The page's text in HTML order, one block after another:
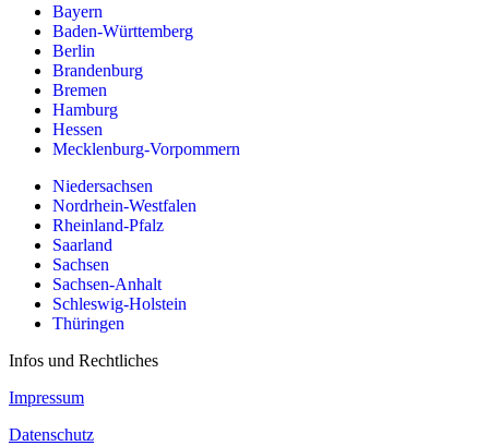
Bayern
Baden-Württemberg
Berlin
Brandenburg
Bremen
Hamburg
Hessen
Mecklenburg-Vorpommern
Niedersachsen
Nordrhein-Westfalen
Rheinland-Pfalz
Saarland
Sachsen
Sachsen-Anhalt
Schleswig-Holstein
Thüringen
Infos und Rechtliches
Impressum
Datenschutz